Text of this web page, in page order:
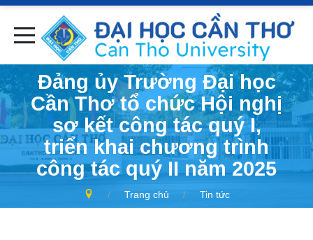
Đảng ủy Trường Đại học
Cần Thơ tổ chức Hội nghị
sơ kết công tác quý I,
triển khai chương trình
công tác quý II năm 2025
Trang chủ Tin tức